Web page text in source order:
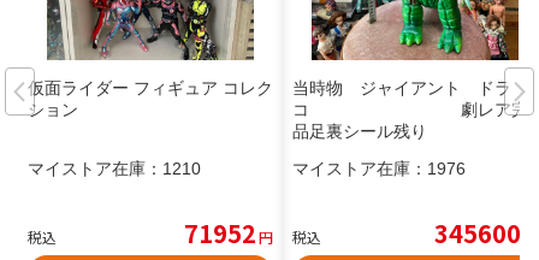
仮面ライダー フィギュア コレク
ション
マイストア在庫： 1210
税込 71952円
当時物 ジャイアント ドラ
コ 劇レア完
品足裏シール残り
マイストア在庫： 1976
税込 345600